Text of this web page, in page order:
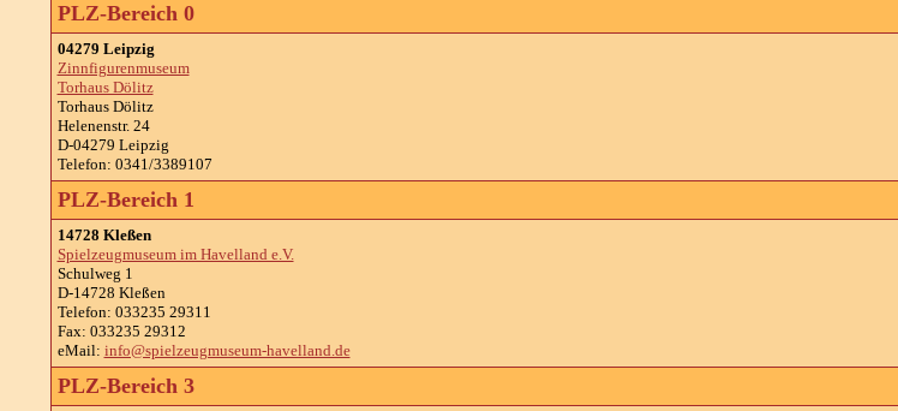
PLZ-Bereich 0
04279 Leipzig
Zinnfigurenmuseum
Torhaus Dölitz
Torhaus Dölitz
Helenenstr. 24
D-04279 Leipzig
Telefon: 0341/3389107
PLZ-Bereich 1
14728 Kleßen
Spielzeugmuseum im Havelland e.V.
Schulweg 1
D-14728 Kleßen
Telefon: 033235 29311
Fax: 033235 29312
eMail: info@spielzeugmuseum-havelland.de
PLZ-Bereich 3